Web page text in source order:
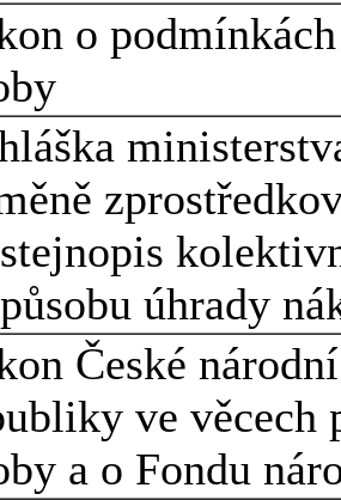
o
úhrady
České
ve věcech
a o Fondu